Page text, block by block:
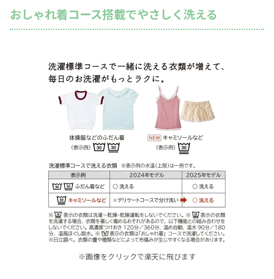
おしゃれ着コース搭載でやさしく洗える
※画像をクリックで楽天に飛びます